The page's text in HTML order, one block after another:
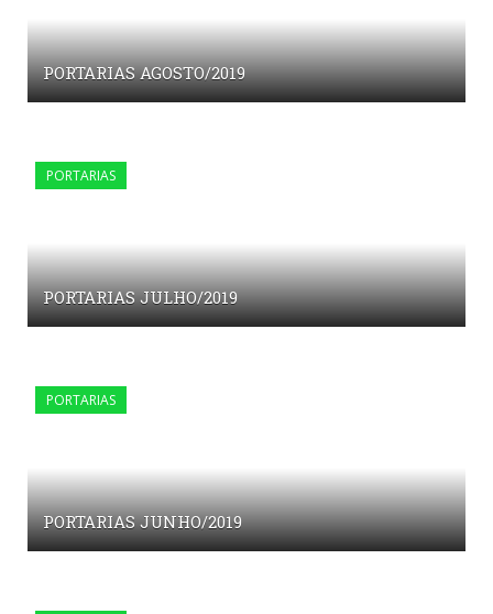
PORTARIAS AGOSTO/2019
PORTARIAS
PORTARIAS JULHO/2019
PORTARIAS
PORTARIAS JUNHO/2019